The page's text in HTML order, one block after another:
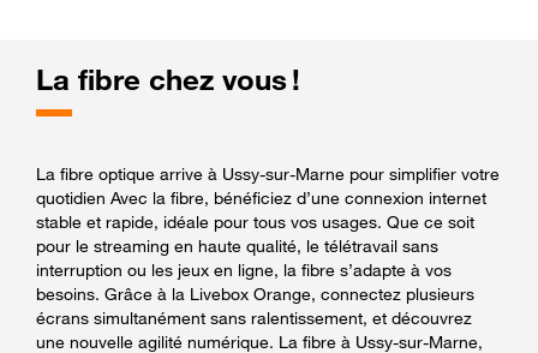
La fibre chez vous !
La fibre optique arrive à Ussy-sur-Marne pour simplifier votre
quotidien Avec la fibre, bénéficiez d’une connexion internet
stable et rapide, idéale pour tous vos usages. Que ce soit
pour le streaming en haute qualité, le télétravail sans
interruption ou les jeux en ligne, la fibre s’adapte à vos
besoins. Grâce à la Livebox Orange, connectez plusieurs
écrans simultanément sans ralentissement, et découvrez
une nouvelle agilité numérique. La fibre à Ussy-sur-Marne,